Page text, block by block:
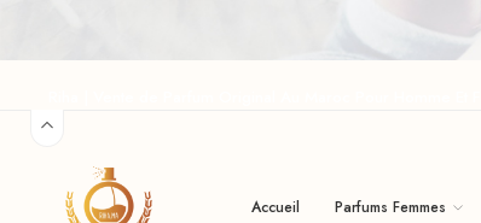
Accueil Parfums Femmes